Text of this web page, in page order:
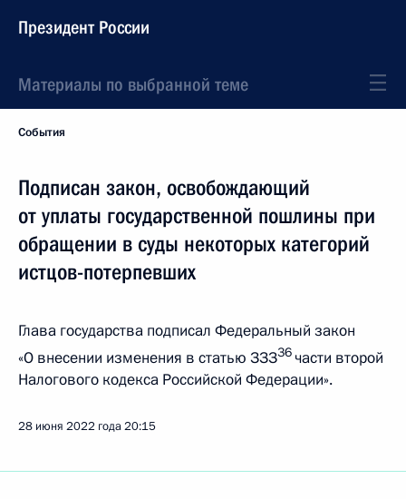
Президент России
Материалы по выбранной теме
События
Подписан закон, освобождающий
от уплаты государственной пошлины при
обращении в суды некоторых категорий
истцов-потерпевших
Глава государства подписал Федеральный закон
«О внесении изменения в статью ЗЗЗ36 части второй
Налогового кодекса Российской Федерации».
28 июня 2022 года20:15